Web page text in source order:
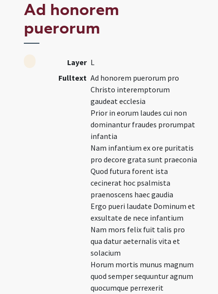
Ad honorem
puerorum
Layer L
Fulltext Ad honorem puerorum pro
Christo interemptorum
gaudeat ecclesia
Prior in eorum laudes cui non
dominantur fraudes prorumpat
infantia
Nam infantium ex ore puritatis
pro decore grata sunt praeconia
Quod futura forent ista
cecinerat hoc psalmista
praenoscens haec gaudia
Ergo pueri laudate Dominum et
exsultate de nece infantium
Nam mors felix fuit talis pro
qua datur aeternalis vita et
solacium
Horum mortis munus magnum
quod semper sequuntur agnum
quocumque perrexerit